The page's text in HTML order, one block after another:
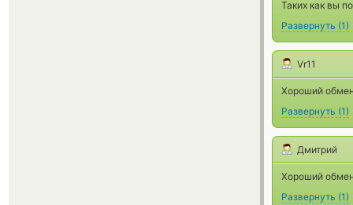
Таких как вы
Развернуть (1)
Vr11
Хороший
Развернуть (1)
Дмитрий
Хороший
Развернуть (1)